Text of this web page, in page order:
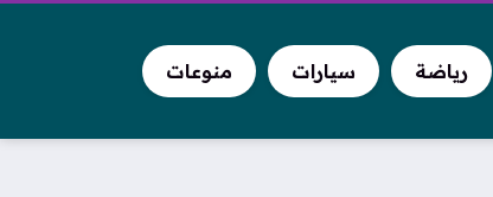
رياضة سيارات منوعات